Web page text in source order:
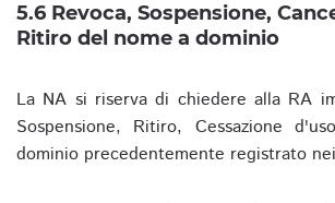
5.6 Revoca, Sospensione,
Ritiro del nome a dominio
La NA si riserva di chiedere alla RA
Sospensione, Ritiro, Cessazione
dominio precedentemente registrato